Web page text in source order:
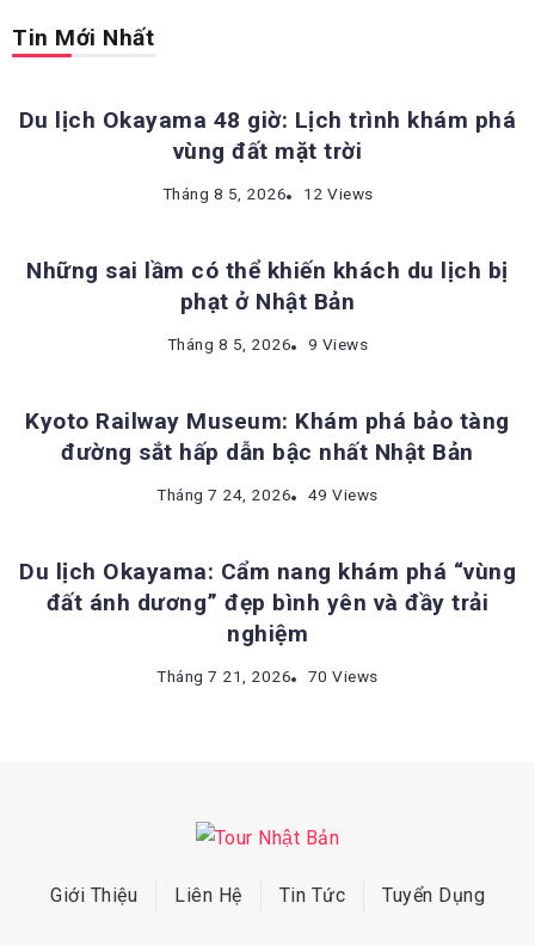
Tin Mới Nhất
Du lịch Okayama 48 giờ: Lịch trình khám phá
vùng đất mặt trời
Tháng 8 5, 2026 12 Views
KINH NGHIỆM DU LỊCH NHẬT BẢN
Những sai lầm có thể khiến khách du lịch bị
phạt ở Nhật Bản
Tháng 8 5, 2026 9 Views
ĐỊA ĐIỂM DU LỊCH NHẬT BẢN
Kyoto Railway Museum: Khám phá bảo tàng
đường sắt hấp dẫn bậc nhất Nhật Bản
Tháng 7 24, 2026 49 Views
ĐỊA ĐIỂM DU LỊCH NHẬT BẢN
Du lịch Okayama: Cẩm nang khám phá “vùng
đất ánh dương” đẹp bình yên và đầy trải
nghiệm
Tháng 7 21, 2026 70 Views
Giới Thiệu Liên Hệ Tin Tức Tuyển Dụng